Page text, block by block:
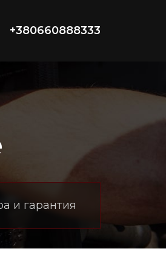
+380660888333
и гарантия